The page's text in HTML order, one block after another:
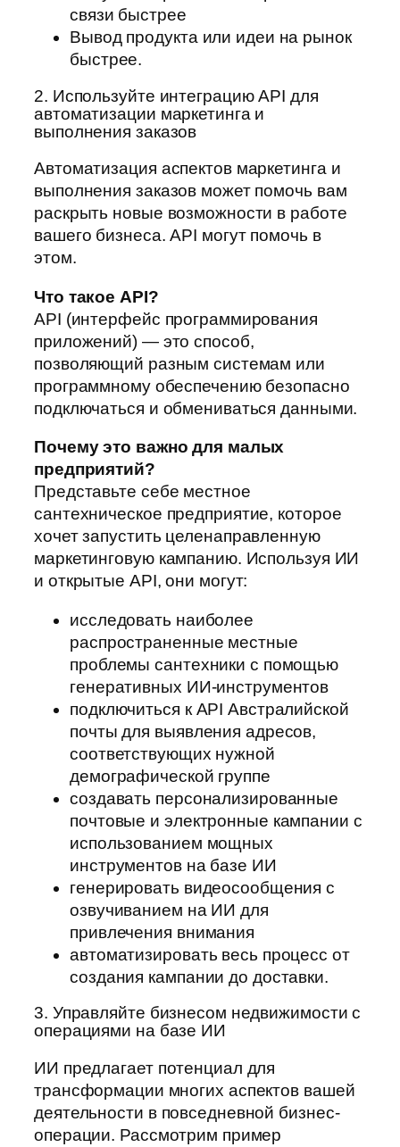
связи быстрее
Вывод продукта или идеи на рынок
быстрее.
2. Используйте интеграцию API для
автоматизации маркетинга и
выполнения заказов
Автоматизация аспектов маркетинга и
выполнения заказов может помочь вам
раскрыть новые возможности в работе
вашего бизнеса. API могут помочь в
этом.
Что такое API?
API (интерфейс программирования
приложений) — это способ,
позволяющий разным системам или
программному обеспечению безопасно
подключаться и обмениваться данными.
Почему это важно для малых
предприятий?
Представьте себе местное
сантехническое предприятие, которое
хочет запустить целенаправленную
маркетинговую кампанию. Используя ИИ
и открытые API, они могут:
исследовать наиболее
распространенные местные
проблемы сантехники с помощью
генеративных ИИ-инструментов
подключиться к API Австралийской
почты для выявления адресов,
соответствующих нужной
демографической группе
создавать персонализированные
почтовые и электронные кампании с
использованием мощных
инструментов на базе ИИ
генерировать видеосообщения с
озвучиванием на ИИ для
привлечения внимания
автоматизировать весь процесс от
создания кампании до доставки.
3. Управляйте бизнесом недвижимости с
операциями на базе ИИ
ИИ предлагает потенциал для
трансформации многих аспектов вашей
деятельности в повседневной бизнес-
операции. Рассмотрим пример